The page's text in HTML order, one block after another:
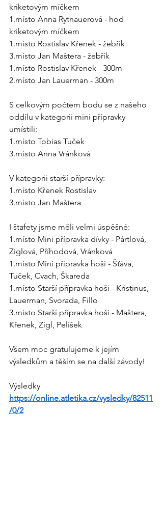
kriketovým míčkem
1.místo Anna Rytnauerová - hod
kriketovým míčkem
1.místo Rostislav Křenek - žebřík
3.místo Jan Maštera - žebřík
1.místo Rostislav Křenek - 300m
2.místo Jan Lauerman - 300m
S celkovým počtem bodu se z našeho
oddílu v kategorii mini přípravky
umístili:
1.místo Tobias Tuček
3.místo Anna Vránková
V kategorii starší přípravky:
1.místo Křenek Rostislav
3.místo Jan Maštera
I štafety jsme měli velmi úspěšné:
1.místo Mini přípravka dívky - Pártlová,
Ziglová, Příhodová, Vránková
1.místo Mini přípravka hoši - Šťáva,
Tuček, Cvach, Škareda
1.místo Starší přípravka hoši - Kristinus,
Lauerman, Svorada, Fillo
3.místo Starší přípravka hoši - Maštera,
Křenek, Zigl, Pelíšek
Všem moc gratulujeme k jejím
výsledkům a těším se na další závody!
Výsledky
https://online.atletika.cz/vysledky/82511
/0/2